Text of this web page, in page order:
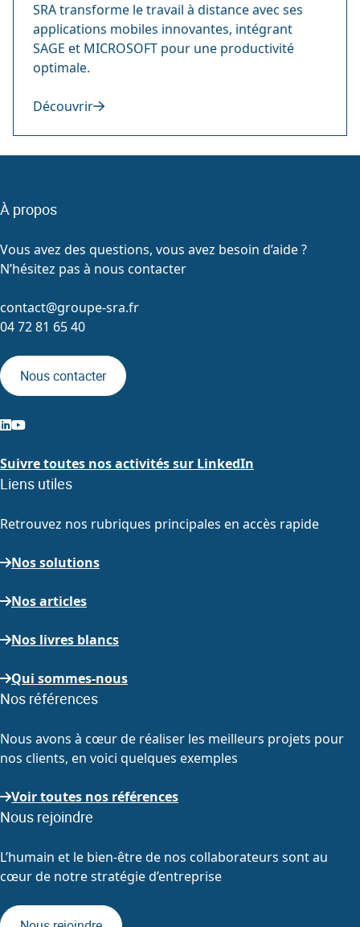
SRA transforme le travail à distance avec ses
applications mobiles innovantes, intégrant
SAGE et MICROSOFT pour une productivité
optimale.
Découvrir
À propos
Vous avez des questions, vous avez besoin d’aide ?
N’hésitez pas à nous contacter
contact@groupe-sra.fr
04 72 81 65 40
Nous contacter
Suivre toutes nos activités sur LinkedIn
Liens utiles
Retrouvez nos rubriques principales en accès rapide
Nos solutions
Nos articles
Nos livres blancs
Qui sommes-nous
Nos références
Nous avons à cœur de réaliser les meilleurs projets pour
nos clients, en voici quelques exemples
Voir toutes nos références
Nous rejoindre
L’humain et le bien-être de nos collaborateurs sont au
cœur de notre stratégie d’entreprise